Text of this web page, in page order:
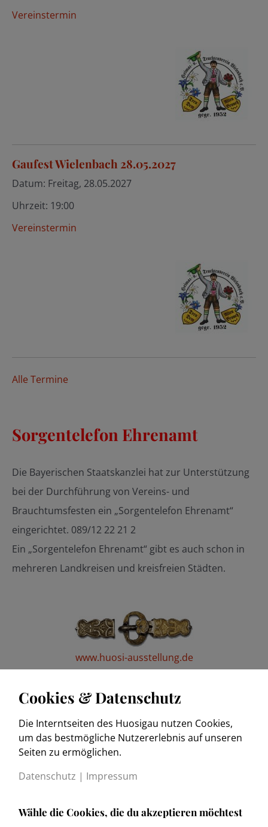
Vereinstermin
Gaufest Wielenbach 28.05.2027
Datum: Freitag, 28.05.2027
Uhrzeit: 19:00
Vereinstermin
Alle Termine
Sorgentelefon Ehrenamt
Die Bayerischen Staatskanzlei hat zur Unterstützung
bei der Durchführung von Vereins- und
Brauchtumsfesten ein „Sorgentelefon Ehrenamt“
eingerichtet. 089/12 22 21 2
Ein „Sorgentelefon Ehrenamt“ gibt es auch schon in
mehreren Landkreisen und kreisfreien Städten.
www.huosi-ausstellung.de
www.trachtenkulturmuseum.de
Cookies & Datenschutz
Die Interntseiten des Huosigau nutzen Cookies,
um das bestmögliche Nutzererlebnis auf unseren
Seiten zu ermöglichen.
Datenschutz | Impressum
Wähle die Cookies, die du akzeptieren möchtest